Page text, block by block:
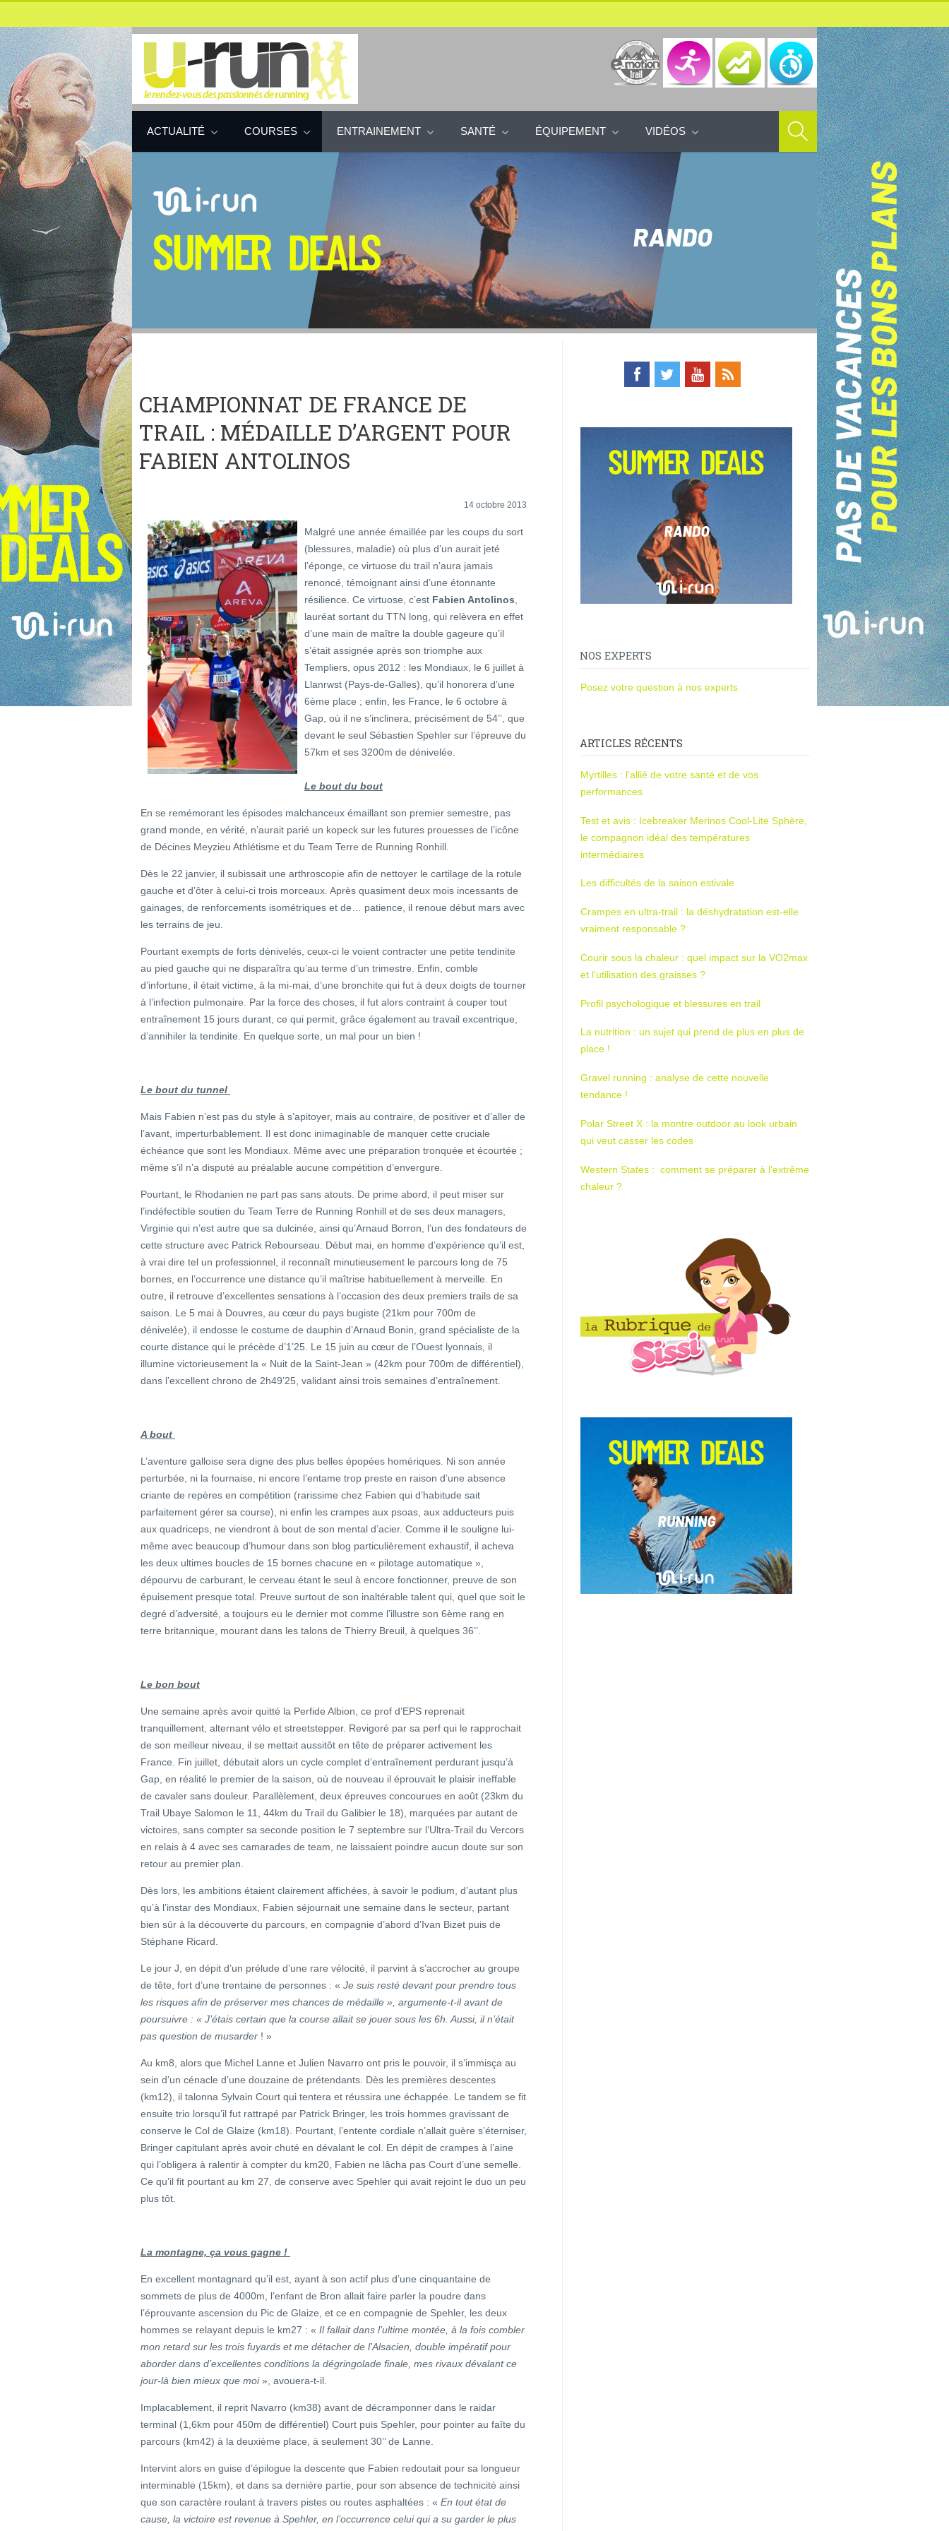
ACTUALITÉ COURSES ENTRAINEMENT SANTÉ ÉQUIPEMENT VIDÉOS
CHAMPIONNAT DE FRANCE DE
TRAIL : MÉDAILLE D’ARGENT POUR
FABIEN ANTOLINOS
14 octobre 2013
Malgré une année émaillée par les coups du sort
(blessures, maladie) où plus d’un aurait jeté
l’éponge, ce virtuose du trail n’aura jamais
renoncé, témoignant ainsi d’une étonnante
résilience. Ce virtuose, c’est Fabien Antolinos
lauréat sortant du TTN long, qui relèvera en effet
d’une main de maître la double gageure qu’il
s’était assignée après son triomphe aux
Templiers, opus 2012 : les Mondiaux, le 6 juillet à
Llanrwst (Pays-de-Galles), qu’il honorera d’une
6ème place ; enfin, les France, le 6 octobre à
Gap, où il ne s’inclinera, précisément de 54’’, que
devant le seul Sébastien Spehler sur l’épreuve du
57km et ses 3200m de dénivelée.
Le bout du bout
En se remémorant les épisodes malchanceux émaillant son premier semestre, pas
grand monde, en vérité, n’aurait parié un kopeck sur les futures prouesses de l’icône
de Décines Meyzieu Athlétisme et du Team Terre de Running Ronhill.
Dès le 22 janvier, il subissait une arthroscopie afin de nettoyer le cartilage de la rotule
gauche et d’ôter à celui-ci trois morceaux. Après quasiment deux mois incessants de
gainages, de renforcements isométriques et de… patience, il renoue début mars avec
les terrains de jeu.
Pourtant exempts de forts dénivelés, ceux-ci le voient contracter une petite tendinite
au pied gauche qui ne disparaîtra qu’au terme d’un trimestre. Enfin, comble
d’infortune, il était victime, à la mi-mai, d’une bronchite qui fut à deux doigts de tourner
à l’infection pulmonaire. Par la force des choses, il fut alors contraint à couper tout
entraînement 15 jours durant, ce qui permit, grâce également au travail excentrique,
d’annihiler la tendinite. En quelque sorte, un mal pour un bien !
Le bout du tunnel
Mais Fabien n’est pas du style à s’apitoyer, mais au contraire, de positiver et d’aller de
l’avant, imperturbablement. Il est donc inimaginable de manquer cette cruciale
échéance que sont les Mondiaux. Même avec une préparation tronquée et écourtée ;
même s’il n’a disputé au préalable aucune compétition d’envergure.
Pourtant, le Rhodanien ne part pas sans atouts. De prime abord, il peut miser sur
l’indéfectible soutien du Team Terre de Running Ronhill et de ses deux managers,
Virginie qui n’est autre que sa dulcinée, ainsi qu’Arnaud Borron, l’un des fondateurs de
cette structure avec Patrick Rebourseau. Début mai, en homme d’expérience qu’il est,
à vrai dire tel un professionnel, il reconnaît minutieusement le parcours long de 75
bornes, en l’occurrence une distance qu’il maîtrise habituellement à merveille. En
outre, il retrouve d’excellentes sensations à l’occasion des deux premiers trails de sa
saison. Le 5 mai à Douvres, au cœur du pays bugiste (21km pour 700m de
dénivelée), il endosse le costume de dauphin d’Arnaud Bonin, grand spécialiste de la
courte distance qui le précède d’1’25. Le 15 juin au cœur de l’Ouest lyonnais, il
illumine victorieusement la « Nuit de la Saint-Jean » (42km pour 700m de différentiel),
dans l’excellent chrono de 2h49’25, validant ainsi trois semaines d’entraînement.
A bout
L’aventure galloise sera digne des plus belles épopées homériques. Ni son année
perturbée, ni la fournaise, ni encore l’entame trop preste en raison d’une absence
criante de repères en compétition (rarissime chez Fabien qui d’habitude sait
parfaitement gérer sa course), ni enfin les crampes aux psoas, aux adducteurs puis
aux quadriceps, ne viendront à bout de son mental d’acier. Comme il le souligne lui-
même avec beaucoup d’humour dans son blog particulièrement exhaustif, il acheva
les deux ultimes boucles de 15 bornes chacune en « pilotage automatique »,
dépourvu de carburant, le cerveau étant le seul à encore fonctionner, preuve de son
épuisement presque total. Preuve surtout de son inaltérable talent qui, quel que soit le
degré d’adversité, a toujours eu le dernier mot comme l’illustre son 6ème rang en
terre britannique, mourant dans les talons de Thierry Breuil, à quelques 36’’.
Le bon bout
Une semaine après avoir quitté la Perfide Albion, ce prof d’EPS reprenait
tranquillement, alternant vélo et streetstepper. Revigoré par sa perf qui le rapprochait
de son meilleur niveau, il se mettait aussitôt en tête de préparer activement les
France. Fin juillet, débutait alors un cycle complet d’entraînement perdurant jusqu’à
Gap, en réalité le premier de la saison, où de nouveau il éprouvait le plaisir ineffable
de cavaler sans douleur. Parallèlement, deux épreuves concourues en août (23km du
Trail Ubaye Salomon le 11, 44km du Trail du Galibier le 18), marquées par autant de
victoires, sans compter sa seconde position le 7 septembre sur l’Ultra-Trail du Vercors
en relais à 4 avec ses camarades de team, ne laissaient poindre aucun doute sur son
retour au premier plan.
Dès lors, les ambitions étaient clairement affichées, à savoir le podium, d’autant plus
qu’à l’instar des Mondiaux, Fabien séjournait une semaine dans le secteur, partant
bien sûr à la découverte du parcours, en compagnie d’abord d’Ivan Bizet puis de
Stéphane Ricard.
Le jour J, en dépit d’un prélude d’une rare vélocité, il parvint à s’accrocher au groupe
de tête, fort d’une trentaine de personnes : « Je suis resté devant pour prendre tous
les risques afin de préserver mes chances de médaille », argumente-t-il avant de
poursuivre : « J’étais certain que la course allait se jouer sous les 6h. Aussi, il n’était
pas question de musarder ! »
Au km8, alors que Michel Lanne et Julien Navarro ont pris le pouvoir, il s’immisça au
sein d’un cénacle d’une douzaine de prétendants. Dès les premières descentes
(km12), il talonna Sylvain Court qui tentera et réussira une échappée. Le tandem se fit
ensuite trio lorsqu’il fut rattrapé par Patrick Bringer, les trois hommes gravissant de
conserve le Col de Glaize (km18). Pourtant, l’entente cordiale n’allait guère s’éterniser,
Bringer capitulant après avoir chuté en dévalant le col. En dépit de crampes à l’aine
qui l’obligera à ralentir à compter du km20, Fabien ne lâcha pas Court d’une semelle.
Ce qu’il fit pourtant au km 27, de conserve avec Spehler qui avait rejoint le duo un peu
plus tôt.
La montagne, ça vous gagne !
En excellent montagnard qu’il est, ayant à son actif plus d’une cinquantaine de
sommets de plus de 4000m, l’enfant de Bron allait faire parler la poudre dans
l’éprouvante ascension du Pic de Glaize, et ce en compagnie de Spehler, les deux
hommes se relayant depuis le km27 : « Il fallait dans l’ultime montée, à la fois combler
mon retard sur les trois fuyards et me détacher de l’Alsacien, double impératif pour
aborder dans d’excellentes conditions la dégringolade finale, mes rivaux dévalant ce
jour-là bien mieux que moi», avouera-t-il.
Implacablement, il reprit Navarro (km38) avant de décramponner dans le raidar
terminal (1,6km pour 450m de différentiel) Court puis Spehler, pour pointer au faîte du
parcours (km42) à la deuxième place, à seulement 30’’ de Lanne.
Intervint alors en guise d’épilogue la descente que Fabien redoutait pour sa longueur
interminable (15km), et dans sa dernière partie, pour son absence de technicité ainsi
que son caractère roulant à travers pistes ou routes asphaltées : « En tout état de
cause, la victoire est revenue à Spehler, en l’occurrence celui qui a su garder le plus
NOS EXPERTS
Posez votre question à nos experts
ARTICLES RÉCENTS
Myrtilles : l’allié de votre santé et de vos
performances
Test et avis : Icebreaker Merinos Cool-Lite Sphère,
le compagnon idéal des températures
intermédiaires
Les difficultés de la saison estivale
Crampes en ultra-trail : la déshydratation est-elle
vraiment responsable ?
Courir sous la chaleur : quel impact sur la VO2max
et l’utilisation des graisses ?
Profil psychologique et blessures en trail
La nutrition : un sujet qui prend de plus en plus de
place !
Gravel running : analyse de cette nouvelle
tendance !
Polar Street X : la montre outdoor au look urbain
qui veut casser les codes
Western States : comment se préparer à l’extrême
chaleur ?